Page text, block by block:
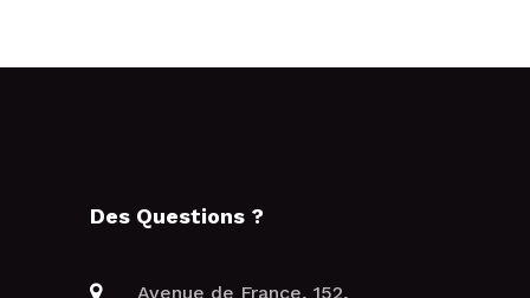
Des Questions ?
Avenue de France, 152,